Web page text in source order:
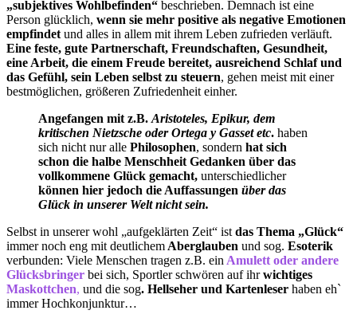
„subjektives Wohlbefinden“ beschrieben. Demnach ist eine
Person glücklich, wenn sie mehr positive als negative Emotionen
empfindet und alles in allem mit ihrem Leben zufrieden verläuft.
Eine feste, gute Partnerschaft, Freundschaften, Gesundheit,
eine Arbeit, die einem Freude bereitet, ausreichend Schlaf und
das Gefühl, sein Leben selbst zu steuern, gehen meist mit einer
bestmöglichen, größeren Zufriedenheit einher.
Angefangen mit z.B. Aristoteles, Epikur, dem
kritischen Nietzsche oder Ortega y Gasset etc. haben
sich nicht nur alle Philosophen, sondern hat sich
schon die halbe Menschheit Gedanken über das
vollkommene Glück gemacht, unterschiedlicher
können hier jedoch die Auffassungen über das
Glück in unserer Welt nicht sein.
Selbst in unserer wohl „aufgeklärten Zeit“ ist das Thema „Glück“
immer noch eng mit deutlichem Aberglauben und sog. Esoterik
verbunden: Viele Menschen tragen z.B. ein Amulett oder andere
Glücksbringer bei sich, Sportler schwören auf ihrwichtiges
Maskottchen, und die sog. Hellseher und Kartenleser haben eh`
immer Hochkonjunktur…